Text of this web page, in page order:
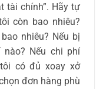
tài chính”. Hãy tự
còn bao nhiêu?
nhiêu? Nếu bị
nào? Nếu chi phí
có đủ xoay xở
đơn hàng phù